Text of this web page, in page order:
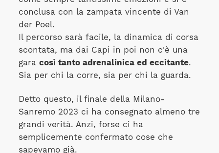
conclusa con la zampata vincente di Van
der Poel.
Il percorso sarà facile, la dinamica di corsa
scontata, ma dai Capi in poi non c'è una
gara così tanto adrenalinica ed eccitante.
Sia per chi la corre, sia per chi la guarda.
Detto questo, il finale della Milano-
Sanremo 2023 ci ha consegnato almeno tre
grandi verità. Anzi, forse ci ha
semplicemente confermato cose che
sapevamo già.